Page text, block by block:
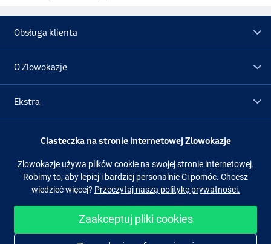
Obsługa klienta
O Zlowokazje
Ekstra
Promocje
Obserwuj nas Facebook Instagram
Ciasteczka na stronie internetowej Zlowokazje
Zlowokazje używa plików cookie na swojej stronie internetowej.
Robimy to, aby lepiej i bardziej personalnie Ci pomóc. Chcesz
wiedzieć więcej? Przeczytaj naszą politykę prywatności.
Zaakceptuj pliki cookies